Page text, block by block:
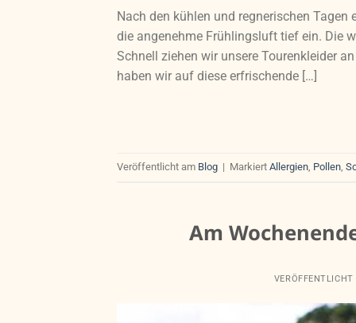
Nach den kühlen und regnerischen
die angenehme Frühlingsluft tief ein. Die
Schnell ziehen wir unsere Tourenkleider
haben wir auf diese erfrischende […]
Veröffentlicht am Blog | Markiert Allergien Pollen
Am